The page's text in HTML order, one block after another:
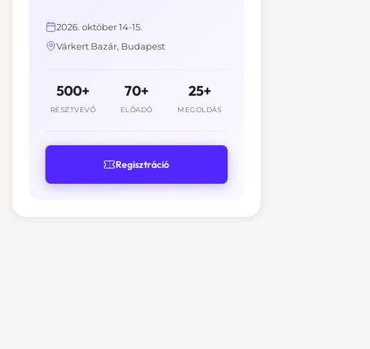
2026. október 14-15.
Várkert Bazár, Budapest
500+
RÉSZTVEVŐ
70+
ELŐADÓ
25+
MEGOLDÁS
Regisztráció